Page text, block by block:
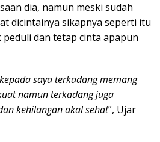
dia, namun meski sudah
dicintainya sikapnya seperti itu
dan tetap cinta apapun
saya terkadang memang
namun terkadang juga
kehilangan akal sehat”, Ujar